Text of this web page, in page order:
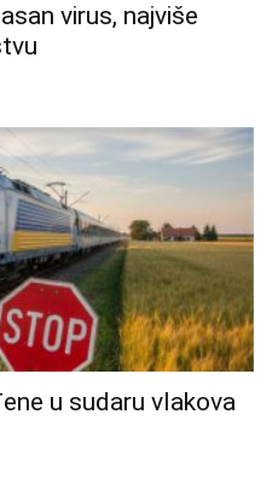
virus, najviše
u sudaru vlakova